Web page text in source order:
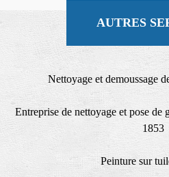
AUTRES
Nettoyage et demoussage
Entreprise de nettoyage et pose de
1853
Peinture sur